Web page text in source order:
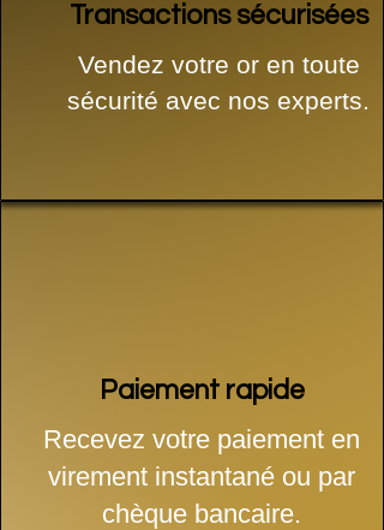
Transactions sécurisées
Vendez votre or en toute
sécurité avec nos experts.
Paiement rapide
Recevez votre paiement en
virement instantané ou par
chèque bancaire.